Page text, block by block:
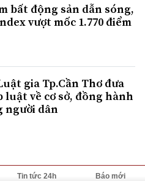
bất động sản dẫn sóng,
vượt mốc 1.770 điểm
gia Tp.Cần Thơ đưa
luật về cơ sở, đồng hành
người dân
Tin tức 24h Báo mới